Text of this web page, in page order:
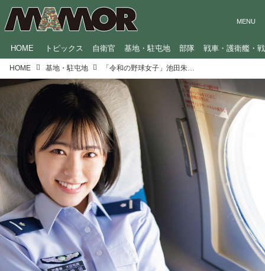
HOME トピックス 自衛官 基地・駐屯地 部隊 戦車・護衛艦・
HOME 基地・駐屯地